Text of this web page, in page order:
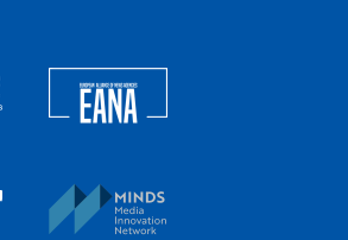
The Assocoation of the Balkan News Agencies
European Newsroom